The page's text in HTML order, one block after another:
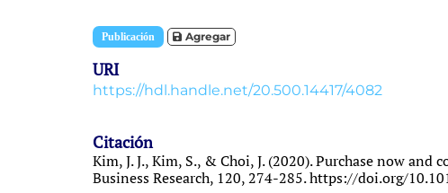
Item type:
Publicación Agregar
URI
https://hdl.handle.net/20.500.14417/4082
Citación
Kim, J. J., Kim, S., & Choi, J. (2020). Purchase now
Business Research, 120, 274-285. https://doi.org/